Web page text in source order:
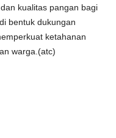
kualitas pangan bagi
bentuk dukungan
ketahanan
warga.(atc)